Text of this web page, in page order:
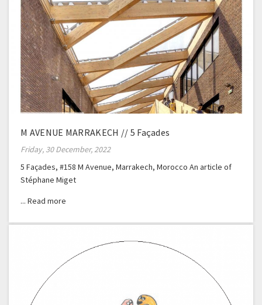
M AVENUE MARRAKECH // 5 Façades
Friday, 30 December, 2022
5 Façades, #158 M Avenue, Marrakech, Morocco An article of
Stéphane Miget